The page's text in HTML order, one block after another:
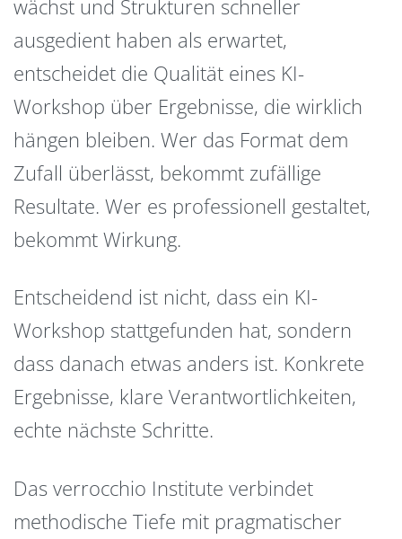
wächst und Strukturen schneller
ausgedient haben als erwartet,
entscheidet die Qualität eines KI-
Workshop über Ergebnisse, die wirklich
hängen bleiben. Wer das Format dem
Zufall überlässt, bekommt zufällige
Resultate. Wer es professionell gestaltet,
bekommt Wirkung.
Entscheidend ist nicht, dass ein KI-
Workshop stattgefunden hat, sondern
dass danach etwas anders ist. Konkrete
Ergebnisse, klare Verantwortlichkeiten,
echte nächste Schritte.
Das verrocchio Institute verbindet
methodische Tiefe mit pragmatischer